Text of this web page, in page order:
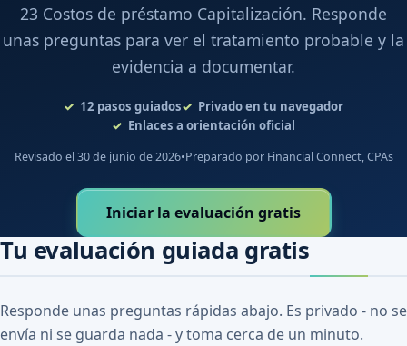
23 Costos de préstamo Capitalización. Responde
unas preguntas para ver el tratamiento probable y la
evidencia a documentar.
12 pasos guiados
Privado en tu navegador
Enlaces a orientación oficial
Revisado el 30 de junio de 2026•Preparado por Financial Connect, CPAs
Iniciar la evaluación gratis
Tu evaluación guiada gratis
Responde unas preguntas rápidas abajo. Es privado - no se
envía ni se guarda nada - y toma cerca de un minuto.